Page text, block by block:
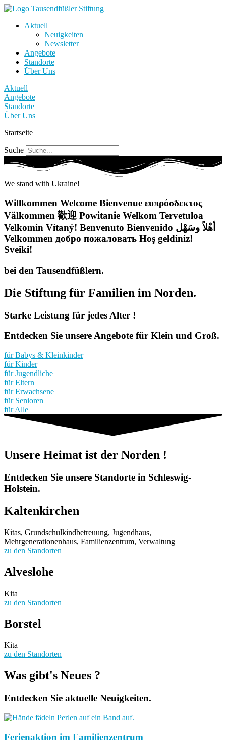
Aktuell
Neuigkeiten
Newsletter
Angebote
Standorte
Über Uns
Aktuell
Angebote
Standorte
Über Uns
Startseite
Suche
We stand with Ukraine!
Willkommen Welcome Bienvenue ευπρόσδεκτος
Välkommen 歡迎 Powitanie Welkom Tervetuloa
Velkomin Vítaný! Benvenuto Bienvenido أهْلاً وسَهْل
Velkommen добро пожаловать Hoş geldiniz!
Sveiki!
bei den Tausendfüßlern.
Die Stiftung für Familien im Norden.
Starke Leistung für jedes Alter !
Entdecken Sie unsere Angebote für Klein und Groß.
für Babys & Kleinkinder
für Kinder
für Jugendliche
für Eltern
für Erwachsene
für Senioren
für Alle
Unsere Heimat ist der Norden !
Entdecken Sie unsere Standorte in Schleswig-
Holstein.
Kaltenkirchen
Kitas, Grundschulkindbetreuung, Jugendhaus,
Mehrgenerationenhaus, Familienzentrum, Verwaltung
zu den Standorten
Alveslohe
Kita
zu den Standorten
Borstel
Kita
zu den Standorten
Was gibt's Neues ?
Entdecken Sie aktuelle Neuigkeiten.
Ferienaktion im Familienzentrum